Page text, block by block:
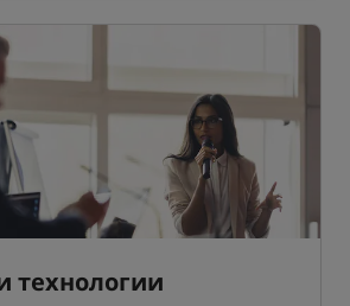
технологии